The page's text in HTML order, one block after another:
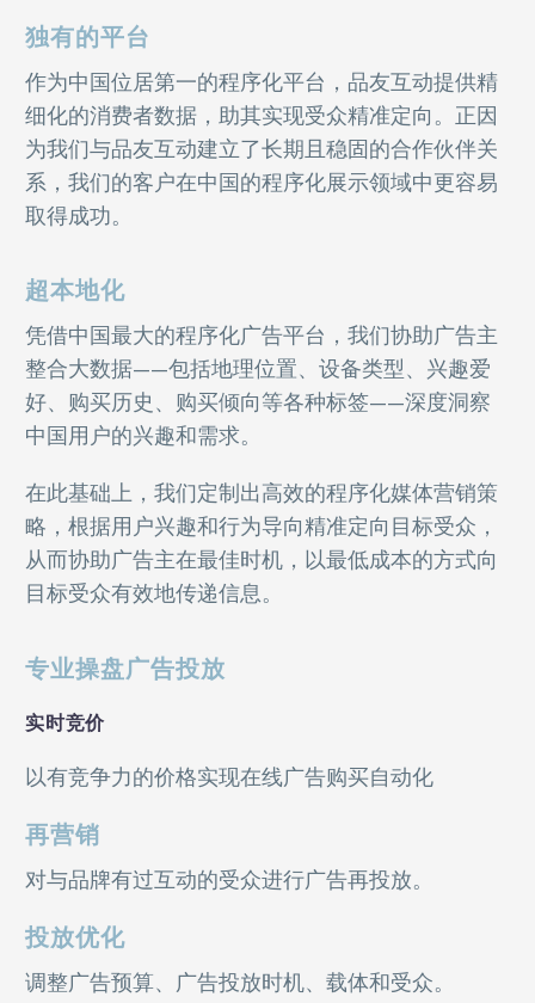
独有的平台
作为中国位居第一的程序化平台，品友互动提供精
细化的消费者数据，助其实现受众精准定向。正因
为我们与品友互动建立了长期且稳固的合作伙伴关
系，我们的客户在中国的程序化展示领域中更容易
取得成功。
超本地化
凭借中国最大的程序化广告平台，我们协助广告主
整合大数据——包括地理位置、设备类型、兴趣爱
好、购买历史、购买倾向等各种标签——深度洞察
中国用户的兴趣和需求。
在此基础上，我们定制出高效的程序化媒体营销策
略，根据用户兴趣和行为导向精准定向目标受众，
从而协助广告主在最佳时机，以最低成本的方式向
目标受众有效地传递信息。
专业操盘广告投放
实时竞价
以有竞争力的价格实现在线广告购买自动化
再营销
对与品牌有过互动的受众进行广告再投放。
投放优化
调整广告预算、广告投放时机、载体和受众。